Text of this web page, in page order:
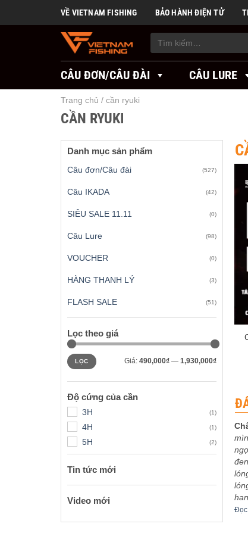
VỀ VIETNAM FISHING BẢO HÀNH ĐIỆN TỬ
Tìm
kiếm:
CÂU ĐƠN/CÂU ĐÀI CÂU LURE
Trang chủ / cần ryuki
CẦN RYUKI
Danh mục sản phẩm
Câu đơn/Câu đài (527)
Câu IKADA (42)
SIÊU SALE 11.11 (0)
Câu Lure (98)
VOUCHER (0)
HÀNG THANH LÝ (3)
FLASH SALE (51)
Lọc theo giá
Giá
tối
thiểu
Giá
tối
đa
LỌC Giá: 490,000₫— 1,930,000₫
Độ cứng của cần
3H (1)
4H (1)
5H (2)
Tin tức mới
Video mới
Đọc
03/12/2023
hạng55
5m4 tuyệt vời
Đọc thêm